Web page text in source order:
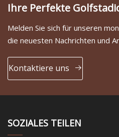
Ihre Perfekte
Melden Sie sich für unseren
die neuesten Nachrichten und
Kontaktiere uns
SOZIALES TEILEN